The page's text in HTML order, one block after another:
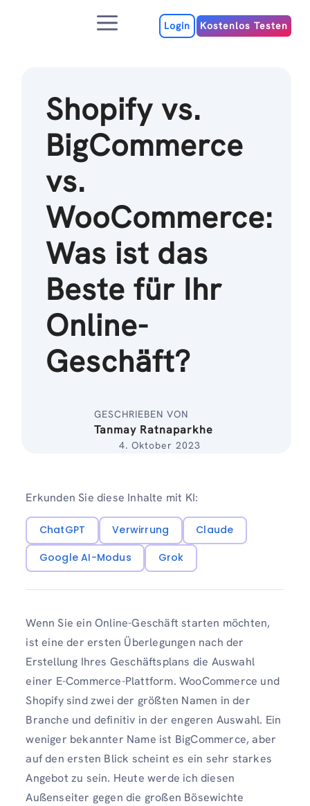
MenuLogin Kostenlos Testen
Shopify vs.
BigCommerce
vs.
WooCommerce:
Was ist das
Beste für Ihr
Online-
Geschäft?
GESCHRIEBEN VON
Tanmay Ratnaparkhe
4. Oktober 2023
Erkunden Sie diese Inhalte mit KI:
ChatGPT Verwirrung
Claude
Google AI-Modus
Grok
Wenn Sie ein Online-Geschäft starten möchten,
ist eine der ersten Überlegungen nach der
Erstellung Ihres Geschäftsplans die Auswahl
einer E-Commerce-Plattform. WooCommerce und
Shopify sind zwei der größten Namen in der
Branche und definitiv in der engeren Auswahl. Ein
weniger bekannter Name ist BigCommerce, aber
auf den ersten Blick scheint es ein sehr starkes
Angebot zu sein. Heute werde ich diesen
Außenseiter gegen die großen Bösewichte